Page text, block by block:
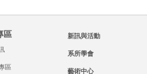
區
區
新訊與活動
系所學會
藝術中心